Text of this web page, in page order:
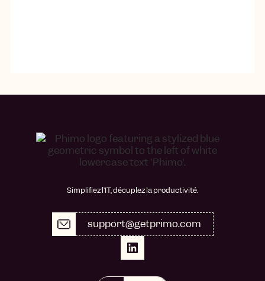
Simplifiez l’IT, décuplez la productivité.
support@getprimo.com